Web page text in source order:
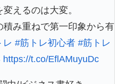
えるのは大変。
み重ねで第一印象から有
レ #筋トレ初心者 #筋トレ
https://t.co/EflAMuyuDc